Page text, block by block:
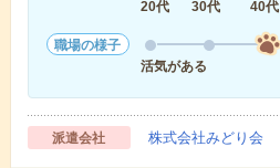
20代
30代 40代
職場の様子
活気がある
派遣会社 株式会社みどり会